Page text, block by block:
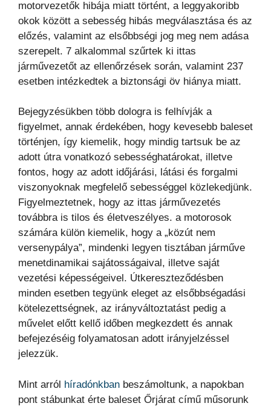
motorvezetők hibája miatt történt, a leggyakoribb
okok között a sebesség hibás megválasztása és az
előzés, valamint az elsőbbségi jog meg nem adása
szerepelt. 7 alkalommal szűrtek ki ittas
járművezetőt az ellenőrzések során, valamint 237
esetben intézkedtek a biztonsági öv hiánya miatt.
Bejegyzésükben több dologra is felhívják a
figyelmet, annak érdekében, hogy kevesebb baleset
történjen, így kiemelik, hogy mindig tartsuk be az
adott útra vonatkozó sebességhatárokat, illetve
fontos, hogy az adott időjárási, látási és forgalmi
viszonyoknak megfelelő sebességgel közlekedjünk.
Figyelmeztetnek, hogy az ittas járművezetés
továbbra is tilos és életveszélyes. a motorosok
számára külön kiemelik, hogy a „közút nem
versenypálya”, mindenki legyen tisztában járműve
menetdinamikai sajátosságaival, illetve saját
vezetési képességeivel. Útkereszteződésben
minden esetben tegyünk eleget az elsőbbségadási
kötelezettségnek, az irányváltoztatást pedig a
művelet előtt kellő időben megkezdett és annak
befejezéséig folyamatosan adott irányjelzéssel
jelezzük.
Mint arról híradónkban beszámoltunk, a napokban
pont stábunkat érte baleset Őrjárat című műsorunk